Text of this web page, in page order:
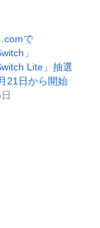
で
」
Lite」抽選
21日から開始